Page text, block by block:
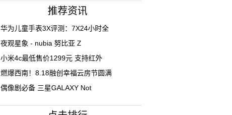
推荐资讯
华为儿童手表3X评测：7X24小时全
夜观星象 - nubia 努比亚 Z
小米4c最低售价1299元 支持红外
燃爆西南！8.18融创幸福云房节圆满
偶像剧必备 三星GALAXY Not